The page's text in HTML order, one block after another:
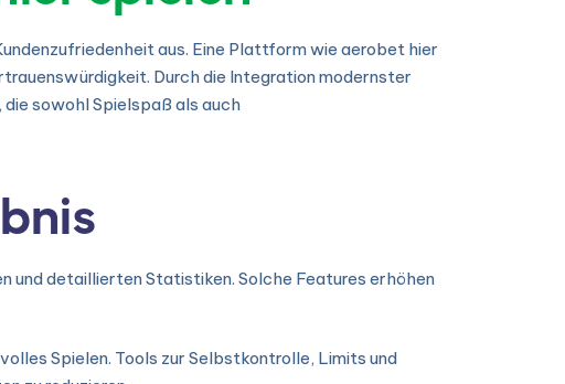
aus. Eine Plattform wie aerobet hier
Durch die Integration modernster
sowohl Spielspaß als auch
und detaillierten Statistiken. Solche Features erhöhen
Spielen. Tools zur Selbstkontrolle, Limits und